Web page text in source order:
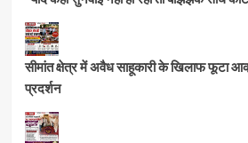
सीमांत क्षेत्र में अवैध साहूकारी के खिलाफ फूटा
प्रदर्शन